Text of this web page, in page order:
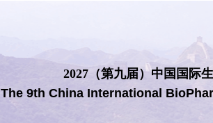
2027（第九届）中国国际
The 9th China International